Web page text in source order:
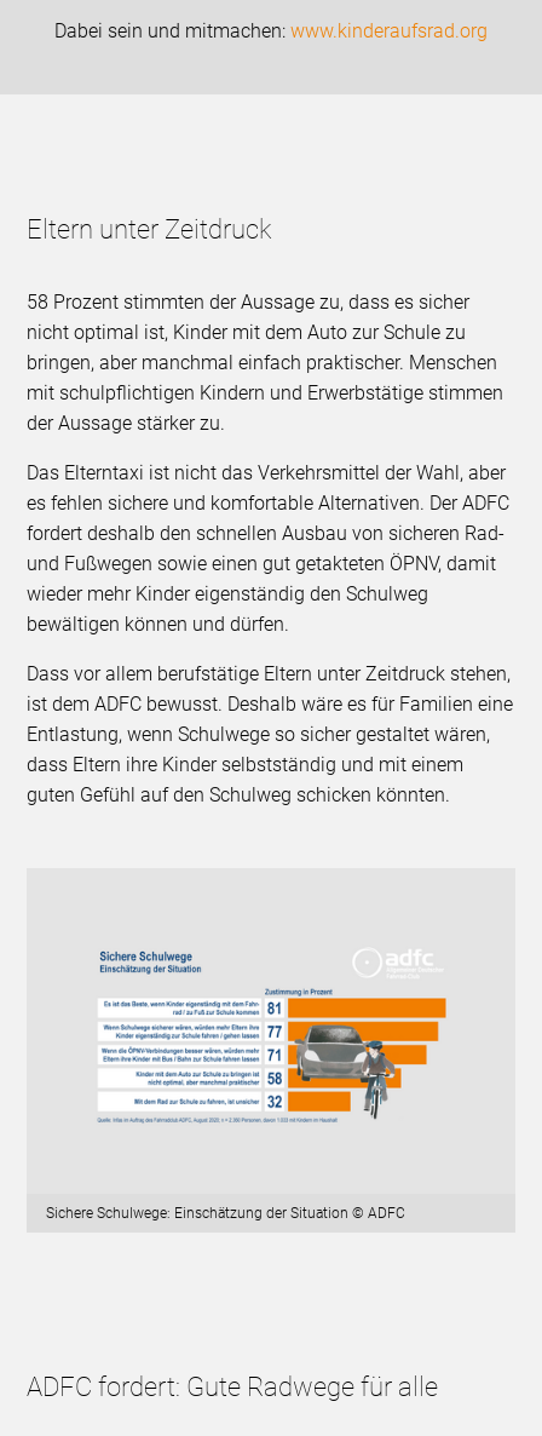
Dabei sein und mitmachen: www.kinderaufsrad.org
Eltern unter Zeitdruck
58 Prozent stimmten der Aussage zu, dass es sicher
nicht optimal ist, Kinder mit dem Auto zur Schule zu
bringen, aber manchmal einfach praktischer. Menschen
mit schulpflichtigen Kindern und Erwerbstätige stimmen
der Aussage stärker zu.
Das Elterntaxi ist nicht das Verkehrsmittel der Wahl, aber
es fehlen sichere und komfortable Alternativen. Der ADFC
fordert deshalb den schnellen Ausbau von sicheren Rad-
und Fußwegen sowie einen gut getakteten ÖPNV, damit
wieder mehr Kinder eigenständig den Schulweg
bewältigen können und dürfen.
Dass vor allem berufstätige Eltern unter Zeitdruck stehen,
ist dem ADFC bewusst. Deshalb wäre es für Familien eine
Entlastung, wenn Schulwege so sicher gestaltet wären,
dass Eltern ihre Kinder selbstständig und mit einem
guten Gefühl auf den Schulweg schicken könnten.
Sichere Schulwege: Einschätzung der Situation © ADFC
ADFC fordert: Gute Radwege für alle